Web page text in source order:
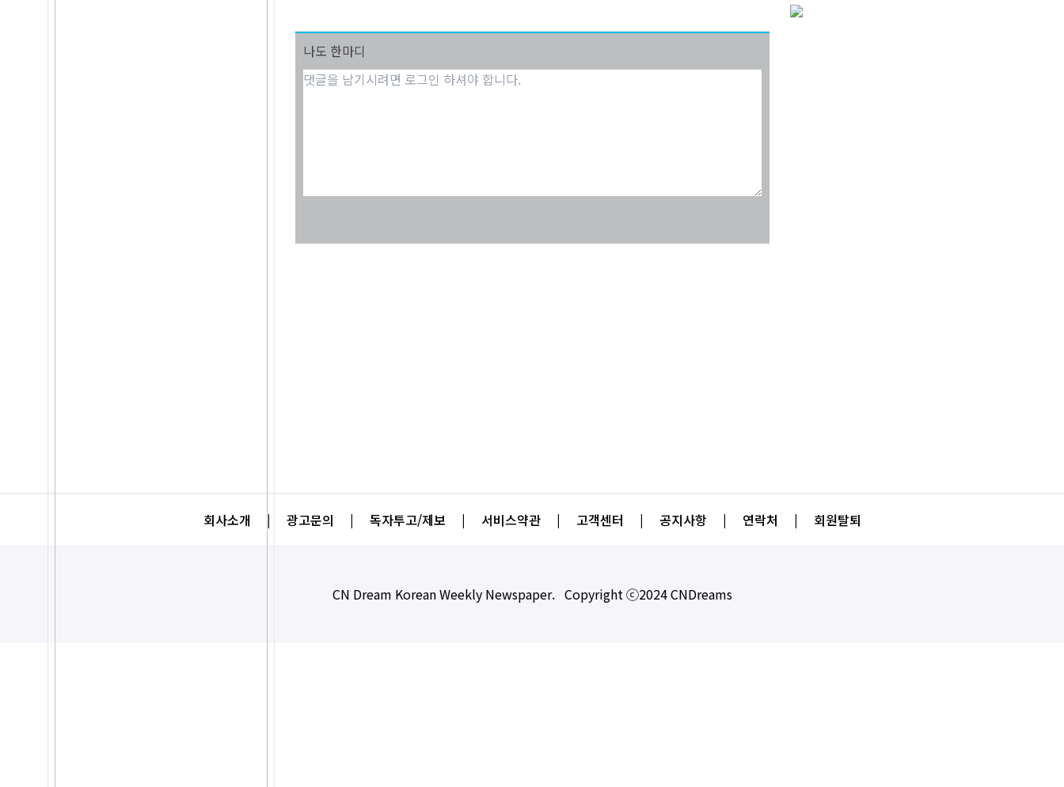
나도 한마디
회사소개 | 광고문의 | 독자투고/제보 | 서비스약관 | 고객센터 | 공지사항 | 연락처 | 회원탈퇴
CN Dream Korean Weekly Newspaper. Copyright ⓒ2024 CNDreams